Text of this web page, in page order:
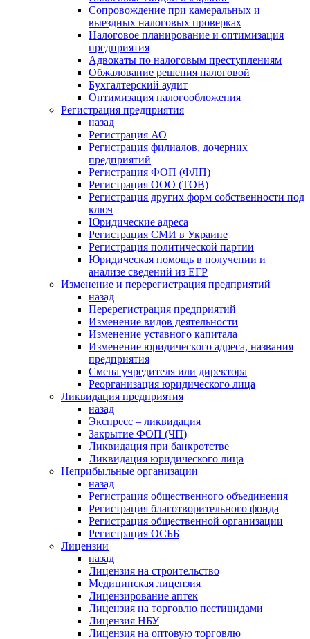
Сопровождение при камеральных и
выездных налоговых проверках
Налоговое планирование и оптимизация
предприятия
Адвокаты по налоговым преступлениям
Обжалование решения налоговой
Бухгалтерский аудит
Оптимизация налогообложения
Регистрация предприятия
назад
Регистрация АО
Регистрация филиалов, дочерних
предприятий
Регистрация ФОП (ФЛП)
Регистрация ООО (ТОВ)
Регистрация других форм собственности под
ключ
Юридические адреса
Регистрация СМИ в Украине
Регистрация политической партии
Юридическая помощь в получении и
анализе сведений из ЕГР
Изменение и перерегистрация предприятий
назад
Перерегистрация предприятий
Изменение видов деятельности
Изменение уставного капитала
Изменение юридического адреса, названия
предприятия
Смена учредителя или директора
Реорганизация юридического лица
Ликвидация предприятия
назад
Экспресс – ликвидация
Закрытие ФОП (ЧП)
Ликвидация при банкротстве
Ликвидация юридического лица
Неприбыльные организации
назад
Регистрация общественного объединения
Регистрация благотворительного фонда
Регистрация общественной организации
Регистрация ОСББ
Лицензии
назад
Лицензия на строительство
Медицинская лицензия
Лицензирование аптек
Лицензия на торговлю пестицидами
Лицензия НБУ
Лицензия на оптовую торговлю